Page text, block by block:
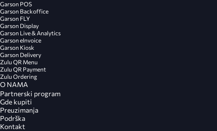
Garson POS
Garson Backoffice
Garson FLY
Garson Display
Garson Live & Analytics
Garson eInvoice
Garson Kiosk
Garson Delivery
Zulu QR Menu
Zulu QR Payment
Zulu Ordering
O NAMA
Partnerski program
Gde kupiti
Preuzimanja
Podrška
Kontakt